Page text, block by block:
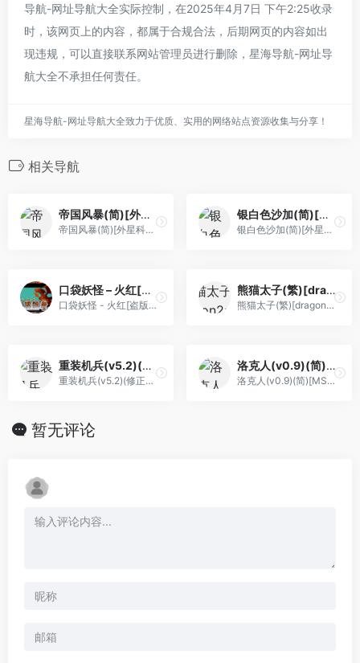
导航-网址导航大全实际控制，在2025年4月7日 下午2:25收录
时，该网页上的内容，都属于合规合法，后期网页的内容如出
现违规，可以直接联系网站管理员进行删除，星海导航-网址导
航大全不承担任何责任。
星海导航-网址导航大全致力于优质、实用的网络站点资源收集与分享！
相关导航
帝国风暴(简)[外星科技](CN)[SLG](4Mb)
帝国风暴(简)[外星科技](CN)[SLG](4Mb)
银白色沙加(简)[外星科技](JP)[RPG](6Mb)
银白色沙加(简)[外星科技](JP)[RPG](6Mb)
口袋妖怪 – 火红[盗版&三池典太](简)(JP)(128Mb)
口袋妖怪 - 火红[盗版&三池典太](简)(JP)(128Mb)
熊猫太子(繁)[dragon2snow](CN)[ACT](4Mb)
熊猫太子(繁)[dragon2snow](CN)[ACT](4Mb)
重装机兵(v5.2)(修正版)(简)[先锋卡通+kook](JP)[RPG](6Mb)
重装机兵(v5.2)(修正版)(简)[先锋卡通+kook](JP)[RPG](6Mb)
洛克人(v0.9)(简)[MS](JP)[ACT](1Mb)
洛克人(v0.9)(简)[MS](JP)[ACT](1Mb)
暂无评论